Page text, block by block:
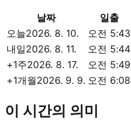
날짜 일출
오늘2026. 8. 10. 오전 5:43
내일2026. 8. 11. 오전 5:44
+1주2026. 8. 17. 오전 5:49
+1개월2026. 9. 9. 오전 6:08
이 시간의 의미